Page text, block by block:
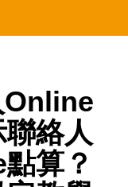
絡人
算？